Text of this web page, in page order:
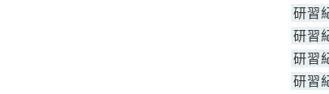
研習
研習
研習
研習